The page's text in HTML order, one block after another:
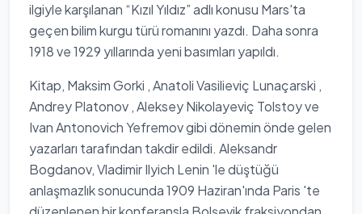
ilgiyle karşılanan “Kızıl Yıldız” adlı konusu Mars'ta
geçen bilim kurgu türü romanını yazdı. Daha sonra
1918 ve 1929 yıllarında yeni basımları yapıldı.
Kitap, Maksim Gorki , Anatoli Vasilieviç Lunaçarski ,
Andrey Platonov , Aleksey Nikolayeviç Tolstoy ve
Ivan Antonovich Yefremov gibi dönemin önde gelen
yazarları tarafından takdir edildi. Aleksandr
Bogdanov, Vladimir Ilyich Lenin 'le düştüğü
anlaşmazlık sonucunda 1909 Haziran'ında Paris 'te